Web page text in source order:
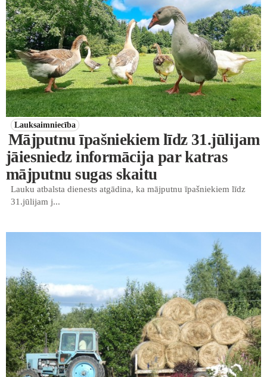
Lauksaimniecība
Mājputnu īpašniekiem līdz 31.jūlijam
jāiesniedz informācija par katras
mājputnu sugas skaitu
Lauku atbalsta dienests atgādina, ka mājputnu īpašniekiem līdz
31.jūlijam j...